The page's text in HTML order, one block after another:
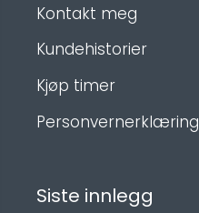
Kontakt meg
Kundehistorier
Kjøp timer
Personvernerklæring
Siste innlegg